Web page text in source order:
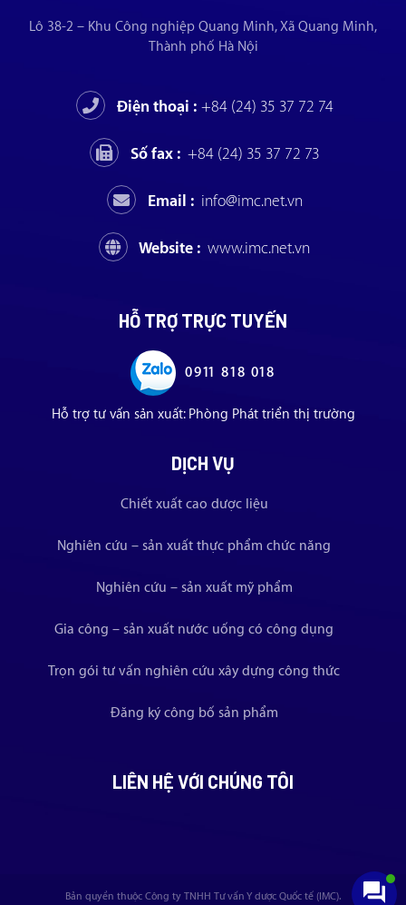
Lô 38-2 – Khu Công nghiệp Quang Minh, Xã Quang Minh,
Thành phố Hà Nội
Điện thoại : +84 (24) 35 37 72 74
Số fax : +84 (24) 35 37 72 73
Email : info@imc.net.vn
Website : www.imc.net.vn
HỖ TRỢ TRỰC TUYẾN
0911 818 018
Hỗ trợ tư vấn sản xuất: Phòng Phát triển thị trường
DỊCH VỤ
Chiết xuất cao dược liệu
Nghiên cứu – sản xuất thực phẩm chức năng
Nghiên cứu – sản xuất mỹ phẩm
Gia công – sản xuất nước uống có công dụng
Trọn gói tư vấn nghiên cứu xây dựng công thức
Đăng ký công bố sản phẩm
LIÊN HỆ VỚI CHÚNG TÔI
Bản quyền thuộc Công ty TNHH Tư vấn Y dược Quốc tế (IMC).